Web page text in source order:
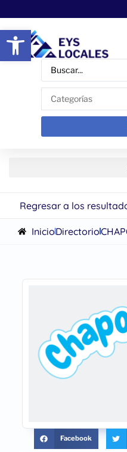
Abrir barra de herramientas
Regresar a los
InicioDirectorio
Facebook